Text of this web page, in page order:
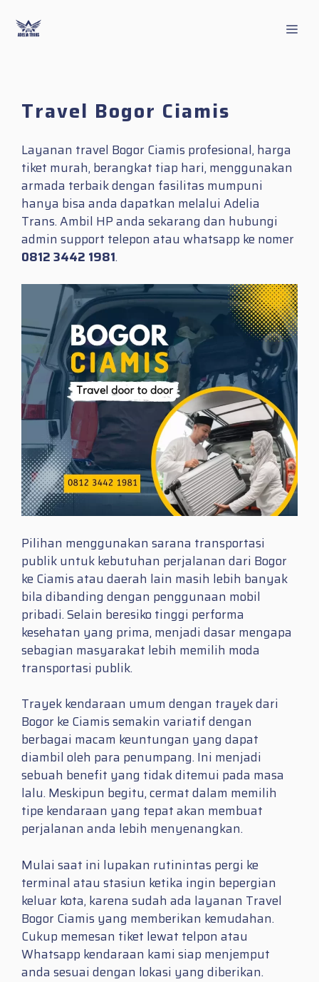
content
Travel Bogor Ciamis
Layanan travel Bogor Ciamis profesional, harga
tiket murah, berangkat tiap hari, menggunakan
armada terbaik dengan fasilitas mumpuni
hanya bisa anda dapatkan melalui Adelia
Trans. Ambil HP anda sekarang dan hubungi
admin support telepon atau whatsapp ke nomer
0812 3442 1981.
Pilihan menggunakan sarana transportasi
publik untuk kebutuhan perjalanan dari Bogor
ke Ciamis atau daerah lain masih lebih banyak
bila dibanding dengan penggunaan mobil
pribadi. Selain beresiko tinggi performa
kesehatan yang prima, menjadi dasar mengapa
sebagian masyarakat lebih memilih moda
transportasi publik.
Trayek kendaraan umum dengan trayek dari
Bogor ke Ciamis semakin variatif dengan
berbagai macam keuntungan yang dapat
diambil oleh para penumpang. Ini menjadi
sebuah benefit yang tidak ditemui pada masa
lalu. Meskipun begitu, cermat dalam memilih
tipe kendaraan yang tepat akan membuat
perjalanan anda lebih menyenangkan.
Mulai saat ini lupakan rutinintas pergi ke
terminal atau stasiun ketika ingin bepergian
keluar kota, karena sudah ada layanan Travel
Bogor Ciamis yang memberikan kemudahan.
Cukup memesan tiket lewat telpon atau
Whatsapp kendaraan kami siap menjemput
anda sesuai dengan lokasi yang diberikan.